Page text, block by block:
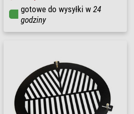
gotowe do wysyłki w 24
godziny